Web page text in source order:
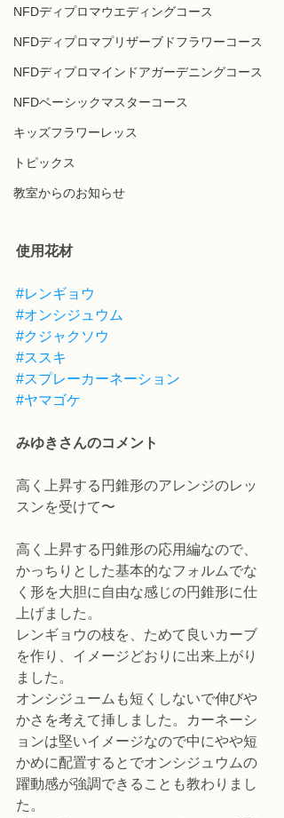
NFDディプロマウエディングコース
NFDディプロマプリザーブドフラワーコース
NFDディプロマインドアガーデニングコース
NFDベーシックマスターコース
キッズフラワーレッス
トピックス
教室からのお知らせ
使用花材
#レンギョウ
#オンシジュウム
#クジャクソウ
#ススキ
#スプレーカーネーション
#ヤマゴケ
みゆきさんのコメント
高く上昇する円錐形のアレンジのレッ
スンを受けて〜
高く上昇する円錐形の応用編なので、
かっちりとした基本的なフォルムでな
く形を大胆に自由な感じの円錐形に仕
上げました。
レンギョウの枝を、ためて良いカーブ
を作り、イメージどおりに出来上がり
ました。
オンシジュームも短くしないで伸びや
かさを考えて挿しました。カーネーシ
ョンは堅いイメージなので中にやや短
かめに配置するとでオンシジュウムの
躍動感が強調できることも教わりまし
た。